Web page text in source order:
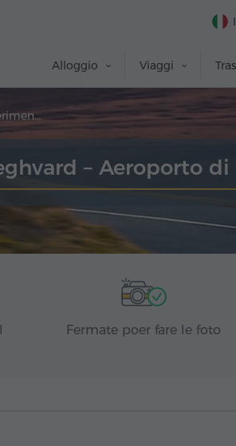
Alloggio Viaggi
Prenotazione di trasferimento
– Aeroporto
Fermate poer fare le foto